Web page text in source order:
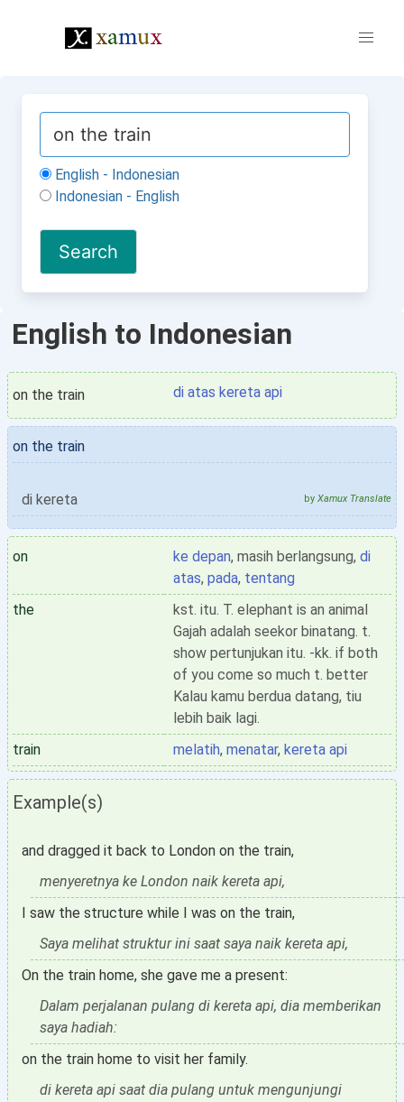
English - Indonesian
Indonesian - English
English to Indonesian
on the train di atas kereta api
on the train
di kereta by Xamux Translate
on ke depan, masih berlangsung, di
atas, pada, tentang
the
kst. itu. T. elephant is an animal
Gajah adalah seekor binatang. t.
show pertunjukan itu. -kk. if both
of you come so much t. better
Kalau kamu berdua datang, tiu
lebih baik lagi.
train
melatih, menatar, kereta api
Example(s)
and dragged it back to London on the train,
menyeretnya ke London naik kereta api,
I saw the structure while I was on the train,
Saya melihat struktur ini saat saya naik kereta api,
On the train home, she gave me a present:
Dalam perjalanan pulang di kereta api, dia memberikan
saya hadiah:
on the train home to visit her family.
di kereta api saat dia pulang untuk mengunjungi